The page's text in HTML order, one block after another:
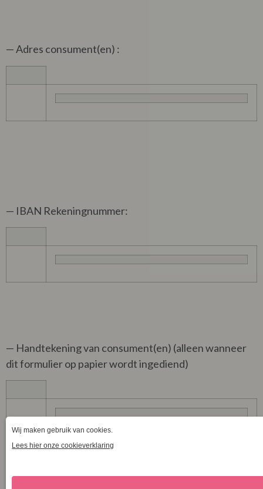
— Adres consument(en) :
— IBAN Rekeningnummer:
— Handtekening van consument(en) (alleen wanneer
dit formulier op papier wordt ingediend)